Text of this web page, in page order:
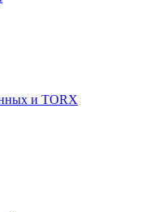
и TORX